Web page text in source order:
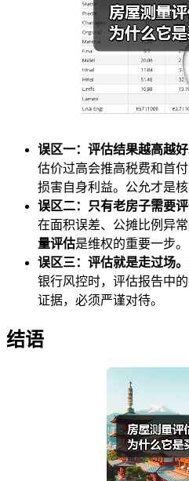
误区一：评估结果越高越好
估价过高会推高税费和首
损害自身利益。公允才是核
误区二：只有老房子需要评
在面积误差、公摊比例异
量评估是维权的重要一步。
误区三：评估就是走过场。
银行风控时，评估报告中
证据，必须严谨对待。
结语